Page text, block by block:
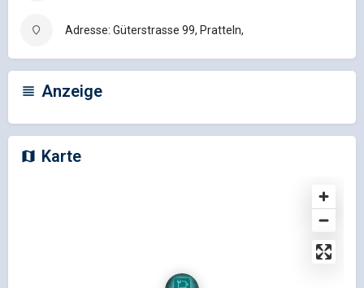
Adresse: Güterstrasse 99, Pratteln,
Anzeige
Karte